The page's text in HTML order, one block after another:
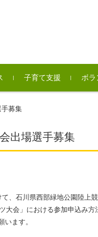
子育て支援 ボラ
募集
出場選手募集
、石川県西部緑地公園陸上
大会」における参加申込み
ます。